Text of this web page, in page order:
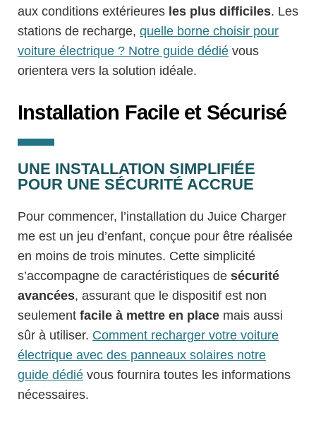
aux conditions extérieures les plus difficiles. Les
stations de recharge, quelle borne choisir pour
voiture électrique ? Notre guide dédié vous
orientera vers la solution idéale.
Installation Facile et Sécurisé
UNE INSTALLATION SIMPLIFIÉE
POUR UNE SÉCURITÉ ACCRUE
Pour commencer, l’installation du Juice Charger
me est un jeu d’enfant, conçue pour être réalisée
en moins de trois minutes. Cette simplicité
s’accompagne de caractéristiques de sécurité
avancées, assurant que le dispositif est non
seulement facile à mettre en place mais aussi
sûr à utiliser. Comment recharger votre voiture
électrique avec des panneaux solaires notre
guide dédié vous fournira toutes les informations
nécessaires.